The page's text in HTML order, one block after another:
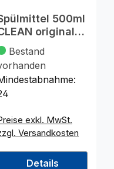
500ml
original
Bestand
exkl. MwSt.
Versandkosten
Details